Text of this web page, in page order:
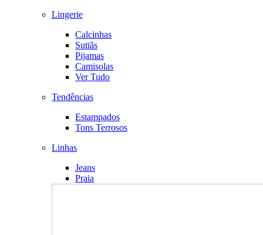
Lingerie
Calcinhas
Sutiãs
Pijamas
Camisolas
Ver Tudo
Tendências
Estampados
Tons Terrosos
Linhas
Jeans
Praia